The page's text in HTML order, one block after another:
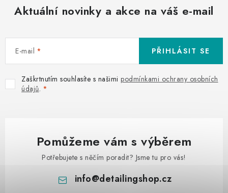
Aktuální novinky a akce na váš e-mail
E-mail
Zaškrtnutím souhlasíte s našimi podmínkami ochrany osobních
údajů.
PŘIHLÁSIT SE
Pomůžeme vám s výběrem
Potřebujete s něčím poradit? Jsme tu pro vás!
info@detailingshop.cz